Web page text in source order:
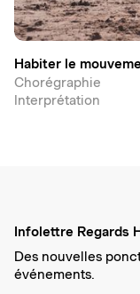
Habiter le
Chorégraphie
Interprétation
Infolettre Regards
Des nouvelles
événements.